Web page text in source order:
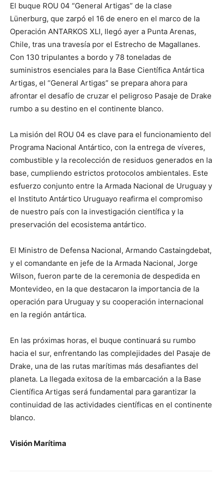
El buque ROU 04 “General Artigas” de la clase
Lünerburg, que zarpó el 16 de enero en el marco de la
Operación ANTARKOS XLI, llegó ayer a Punta Arenas,
Chile, tras una travesía por el Estrecho de Magallanes.
Con 130 tripulantes a bordo y 78 toneladas de
suministros esenciales para la Base Científica Antártica
Artigas, el “General Artigas” se prepara ahora para
afrontar el desafío de cruzar el peligroso Pasaje de Drake
rumbo a su destino en el continente blanco.
La misión del ROU 04 es clave para el funcionamiento del
Programa Nacional Antártico, con la entrega de víveres,
combustible y la recolección de residuos generados en la
base, cumpliendo estrictos protocolos ambientales. Este
esfuerzo conjunto entre la Armada Nacional de Uruguay y
el Instituto Antártico Uruguayo reafirma el compromiso
de nuestro país con la investigación científica y la
preservación del ecosistema antártico.
El Ministro de Defensa Nacional, Armando Castaingdebat,
y el comandante en jefe de la Armada Nacional, Jorge
Wilson, fueron parte de la ceremonia de despedida en
Montevideo, en la que destacaron la importancia de la
operación para Uruguay y su cooperación internacional
en la región antártica.
En las próximas horas, el buque continuará su rumbo
hacia el sur, enfrentando las complejidades del Pasaje de
Drake, una de las rutas marítimas más desafiantes del
planeta. La llegada exitosa de la embarcación a la Base
Científica Artigas será fundamental para garantizar la
continuidad de las actividades científicas en el continente
blanco.
Visión Marítima